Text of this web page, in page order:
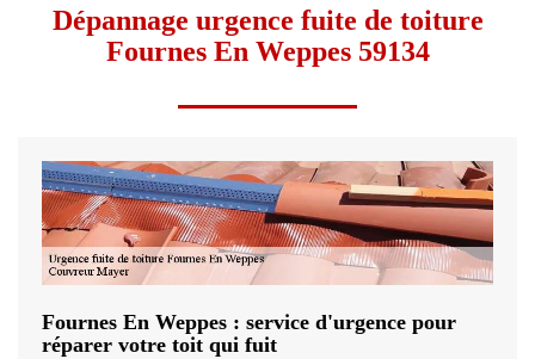
Dépannage urgence fuite de toiture
Fournes En Weppes 59134
Fournes En Weppes : service d'urgence pour
réparer votre toit qui fuit